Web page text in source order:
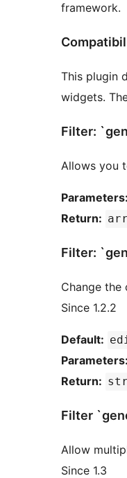
framework.
This plugin
widgets.
Filter:
Allows you
Parameters:
Return:
Filter:
Change
Since 1.2.2
Default:
Parameters:
Return:
Filter
Allow
Since 1.3